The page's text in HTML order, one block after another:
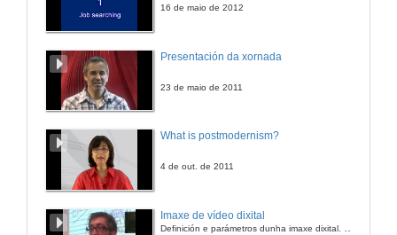
Conferencia
16 de maio de 2012
Presentación da xornada
23 de maio de 2011
What is postmodernism?
4 de out. de 2011
Imaxe de vídeo dixital
Definición e parámetros dunha imaxe dixital. Resolución e Aspecto. Profundidade da cor. Compresión. Frame por segundo. Entrelazado. Campos, cadros